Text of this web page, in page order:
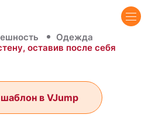
Одежда
оставив после себя
в VJump